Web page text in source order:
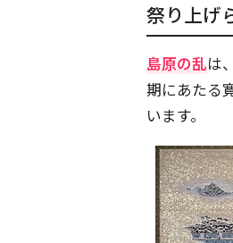
祭り上げ
島原の乱は
期にあたる
います。